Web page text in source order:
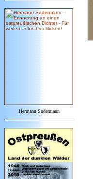
Hermann Sudermann